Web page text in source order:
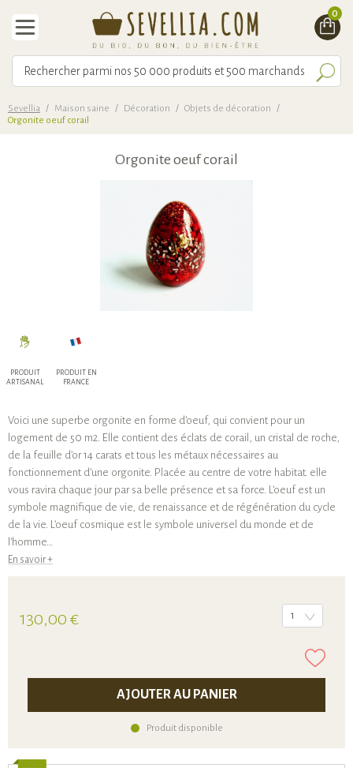
0
Sevellia / Maison saine / Décoration / Objets de décoration
/
Orgonite oeuf corail
Orgonite oeuf corail
PRODUIT
ARTISANAL
PRODUIT EN
FRANCE
Voici une superbe orgonite en forme d’oeuf, qui convient pour un
logement de 50 m2. Elle contient des éclats de corail, un cristal de roche,
de la feuille d’or 14 carats et tous les métaux nécessaires au
fonctionnement d’une orgonite. Placée au centre de votre habitat. elle
vous ravira chaque jour par sa belle présence et sa force. L’oeuf est un
symbole magnifique de vie, de renaissance et de régénération du cycle
de la vie. L’oeuf cosmique est le symbole universel du monde et de
l’homme…
En savoir +
130,00 € 1
AJOUTER AU PANIER
Produit disponible